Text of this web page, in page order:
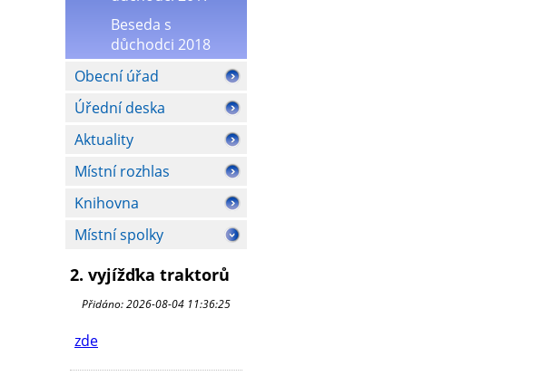
Beseda s
důchodci 2018
Obecní úřad
Úřední deska
Aktuality
Místní rozhlas
Knihovna
Místní spolky
2. vyjížďka traktorů
Přidáno: 2026-08-04 11:36:25
zde